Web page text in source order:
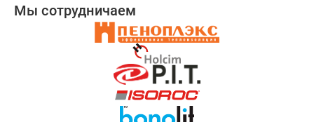
Мы сотрудничаем